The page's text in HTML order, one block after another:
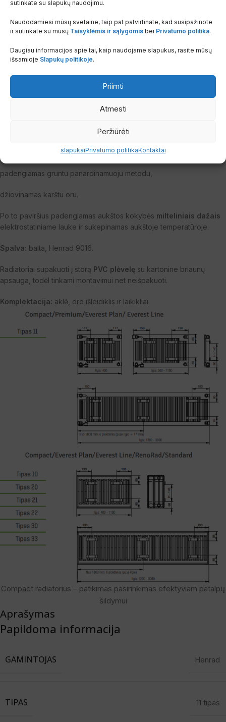
sutinkate su slapukų naudojimu.
Naudodamiesi mūsų svetaine, taip pat patvirtinate, kad susipažinote
ir sutinkate su mūsų Taisyklėmis ir sąlygomis bei Privatumo politika.
Daugiau informacijos apie tai, kaip naudojame slapukus, rasite mūsų
išsamioje Slapukų politikoje.
Priimti
Atmesti
Peržiūrėti
slapukaiPrivatumo politikaKontaktai
lakštinio plieno pagalEN 442standartą. Radiatoriai turi šonines ir
33,3 mm. Konvekcinis paviršius yra privirintas prie vandens kanalų.
Visų tipų radiatoriai nugarinėje pusėje turi tvirtinimo plokšteles.
padengiamas gruntu panardinamuoju metodu,
džiovinamas karštu oru.
Po to paviršius padengiamas aukštos kokybės milteliniais dažais
elektrostatiniame lauke ir sukepinamas aukštoje temperatūroje.
Spalva: balta, Henrad 9016.
Radiatoriai supakuoti į storą PVC plėvelę su kartonine briaunų
apsauga, todėl tinkami montavimui net neišpakuoti.
Komplektacija: aklė, oro išleidiklis ir laikikliai.
Compact radiatorius – patikimas pasirinkimas efektyviam patalpų
šildymui
Aprašymas
Papildoma informacija
GAMINTOJAS Henrad
TIPAS 11 tipas